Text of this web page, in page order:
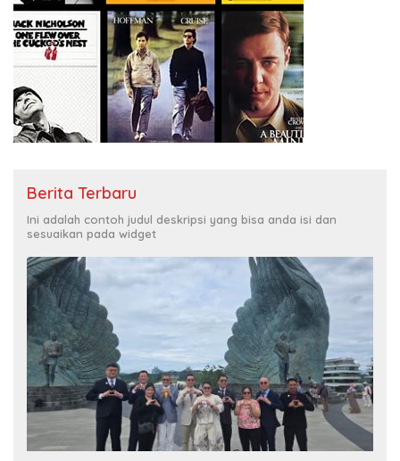
Berita Terbaru
Ini adalah contoh judul deskripsi yang bisa anda isi dan
sesuaikan pada widget